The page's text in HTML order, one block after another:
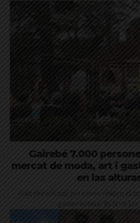
Gairebé 7.000
mercat de moda, art i
en las
Gairebé set mil persones visiten el
gastronomia 'BCN en